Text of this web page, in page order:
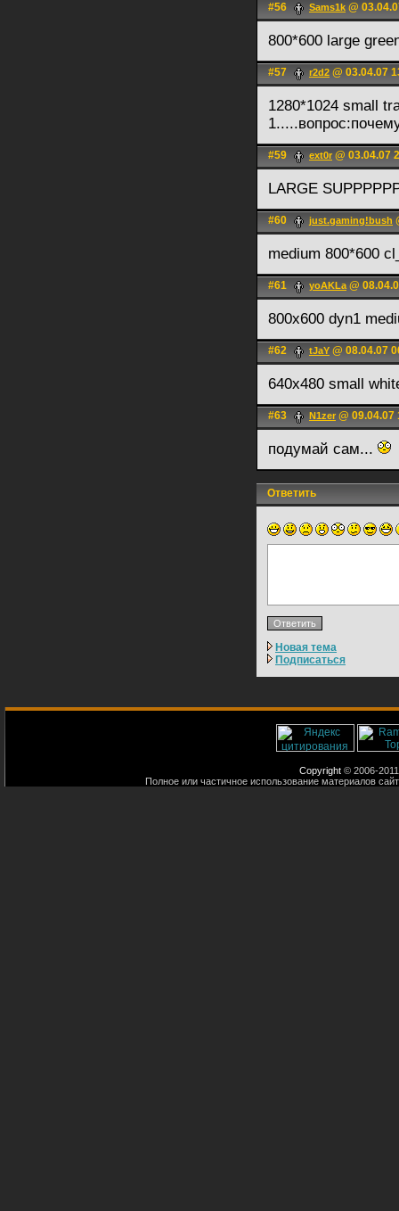
#56 Sams1k @
800*600 large
#57 r2d2 @ 03.04.07
1280*1024 small
#59 ext0r @ 03.04.07
LARGE
#60 just.gaming!bush
medium 800*600
#61 yoAKLa@
800x600 dyn1
#62 tJaY @ 08.04.07
640х480 small
#63 N1zer @ 09.04.07
подумай сам...
Ответить
Новая тема
Подписаться
Copyright © 2006-
Полное или частичное использование материалов